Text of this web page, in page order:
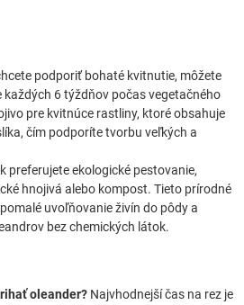
podporiť bohaté kvitnutie, môžete
6 týždňov počas vegetačného
pre kvitnúce rastliny, ktoré obsahuje
čím podporíte tvorbu veľkých a
preferujete ekologické pestovanie,
hnojivá alebo kompost. Tieto prírodné
uvoľňovanie živín do pôdy a
bez chemických látok.
oleander? Najvhodnejší čas na rez je